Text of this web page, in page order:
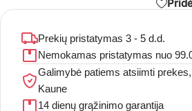
Prekių pristatymas 3 - 5 d.d.
Nemokamas pristatymas nuo
Galimybė patiems atsiimti
Kaune
14 dienų grąžinimo garantija